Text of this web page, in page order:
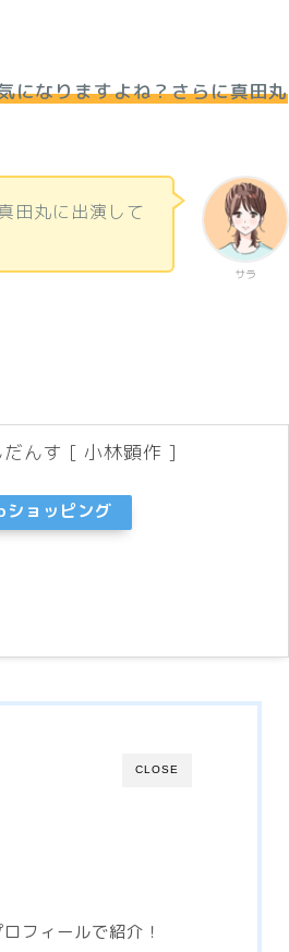
になりますよね？さらに真田丸
サラ
田丸に出演して
んす [ 小林顕作 ]
ョッピング
CLOSE
フィールで紹介！